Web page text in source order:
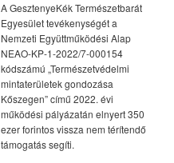
A GesztenyeKék Természetbarát
Egyesület tevékenységét a
Nemzeti Együttműködési Alap
NEAO-KP-1-2022/7-000154
kódszámú „Természetvédelmi
mintaterületek gondozása
Kőszegen” című 2022. évi
működési pályázatán elnyert 350
ezer forintos vissza nem térítendő
támogatás segíti.